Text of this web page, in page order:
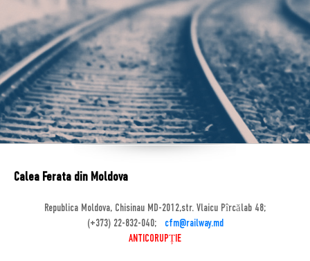
Calea Ferata din Moldova
Republica Moldova, Chisinau MD-2012,str. Vlaicu Pîrcălab 48;
(+373) 22-832-040;
cfm@railway.md
ANTICORUPȚIE